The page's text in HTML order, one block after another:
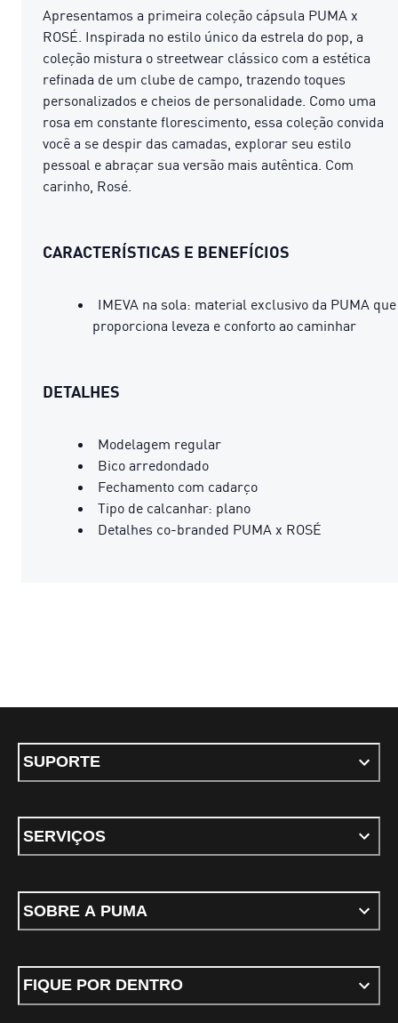
Apresentamos a primeira coleção cápsula PUMA x
ROSÉ. Inspirada no estilo único da estrela do pop, a
coleção mistura o streetwear clássico com a estética
refinada de um clube de campo, trazendo toques
personalizados e cheios de personalidade. Como uma
rosa em constante florescimento, essa coleção convida
você a se despir das camadas, explorar seu estilo
pessoal e abraçar sua versão mais autêntica. Com
carinho, Rosé.
CARACTERÍSTICAS E BENEFÍCIOS
IMEVA na sola: material exclusivo da PUMA que
proporciona leveza e conforto ao caminhar
DETALHES
Modelagem regular
Bico arredondado
Fechamento com cadarço
Tipo de calcanhar: plano
Detalhes co-branded PUMA x ROSÉ
SUPORTE
SERVIÇOS
SOBRE A PUMA
FIQUE POR DENTRO